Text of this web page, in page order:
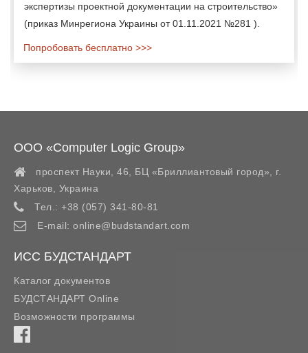
экспертизы проектной документации на строительство»
(приказ Минрегиона Украины от 01.11.2021 №281 ).
Попробовать бесплатно >>>
ООО «Computer Logic Group»
проспект Науки, 46, БЦ «Бриллиантовый город»,
г.
Харьков
Украина
Тел.: +38 (057) 341-80-81
E-mail: online@budstandart.com
ИСС БУДСТАНДАРТ
Каталог документов
БУДСТАНДАРТ Online
Возможности программы